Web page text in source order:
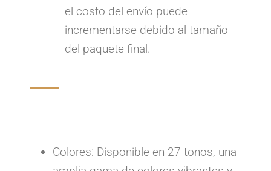
el costo del envío puede
incrementarse debido al tamaño
del paquete final.
Colores: Disponible en 27 tonos, una